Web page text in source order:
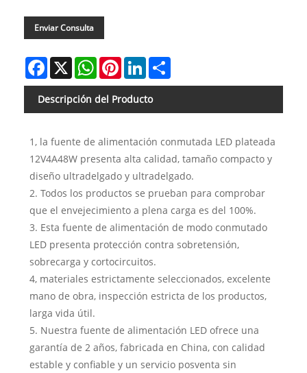
Enviar Consulta
Facebook
X WhatsAppPinterestLinkedIn
Descripción del Producto
1, la fuente de alimentación conmutada LED plateada
12V4A48W presenta alta calidad, tamaño compacto y
diseño ultradelgado y ultradelgado.
2. Todos los productos se prueban para comprobar
que el envejecimiento a plena carga es del 100%.
3. Esta fuente de alimentación de modo conmutado
LED presenta protección contra sobretensión,
sobrecarga y cortocircuitos.
4, materiales estrictamente seleccionados, excelente
mano de obra, inspección estricta de los productos,
larga vida útil.
5. Nuestra fuente de alimentación LED ofrece una
garantía de 2 años, fabricada en China, con calidad
estable y confiable y un servicio posventa sin